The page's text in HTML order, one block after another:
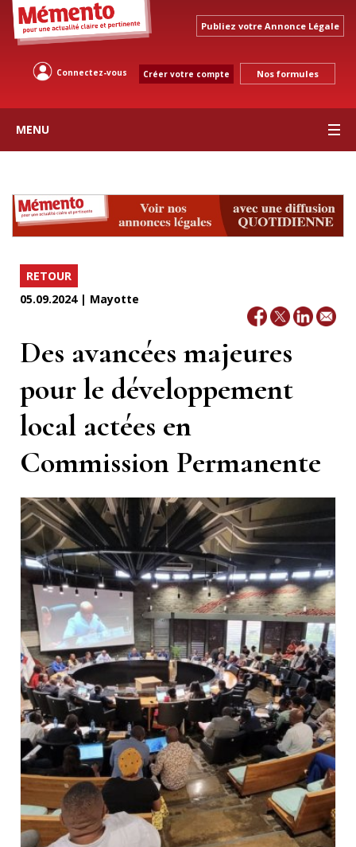
Publiez votre Annonce Légale
Connectez-vous Créer votre compte Nos formules
MENU
RETOUR
05.09.2024 | Mayotte
Des avancées majeures
pour le développement
local actées en
Commission Permanente